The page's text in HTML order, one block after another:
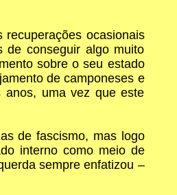
ocasionais
de conseguir algo muito
sobre o seu estado
de camponeses e
anos, uma vez que este
de fascismo, mas logo
interno como meio de
sempre enfatizou –